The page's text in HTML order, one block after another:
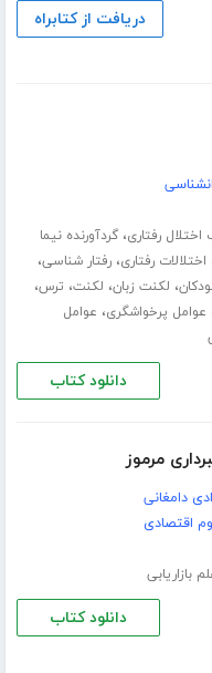
دریافت از کتابراه
اختلال رفتاری،گردآورنده نیما
اختلالات رفتاری،رفتار شناسی،
، لکنت زبان، لکنت، ترس،
عوامل پرخواشگری، عوامل
دانلود کتاب
مرموز
دامغانی
اقتصادی
بازاریابی
دانلود کتاب